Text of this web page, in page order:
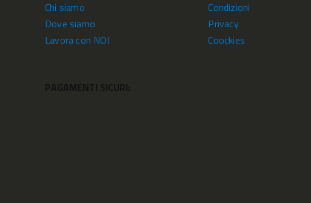
Chi siamo
Dove siamo
Lavora con NOI
Condizioni
Privacy
Coockies